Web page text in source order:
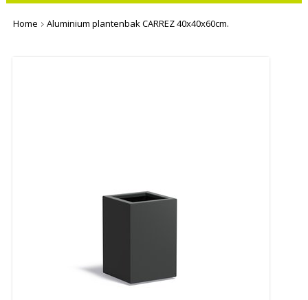
Home Aluminium plantenbak CARREZ 40x40x60cm.